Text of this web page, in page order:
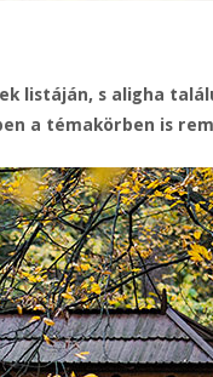
listáján, s aligha
a témakörben is